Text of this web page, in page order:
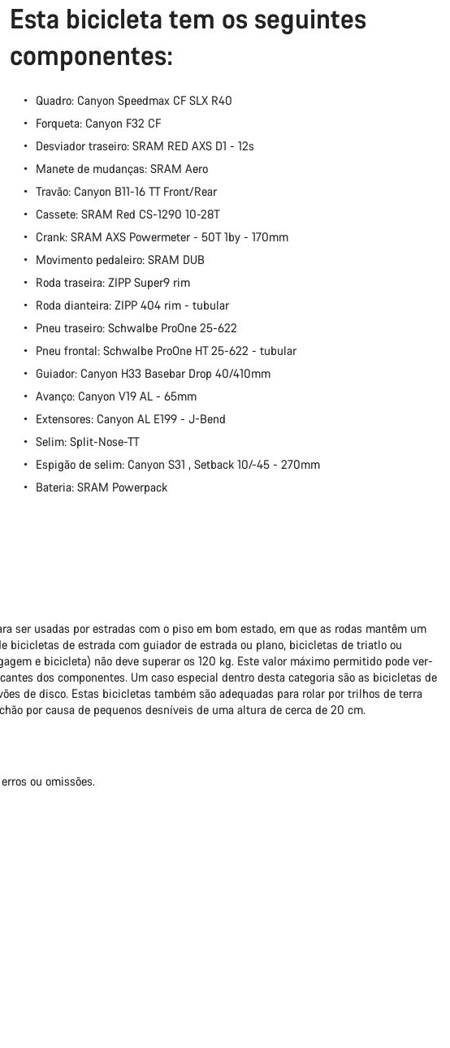
Esta bicicleta tem os seguintes
componentes:
Quadro: Canyon Speedmax CF SLX R40
Forqueta: Canyon F32 CF
Desviador traseiro: SRAM RED AXS D1 - 12s
Manete de mudanças: SRAM Aero
Travão: Canyon B11-16 TT Front/Rear
Cassete: SRAM Red CS-1290 10-28T
Crank: SRAM AXS Powermeter - 50T 1by - 170mm
Movimento pedaleiro: SRAM DUB
Roda traseira: ZIPP Super9 rim
Roda dianteira: ZIPP 404 rim - tubular
Pneu traseiro: Schwalbe ProOne 25-622
Pneu frontal: Schwalbe ProOne HT 25-622 - tubular
Guiador: Canyon H33 Basebar Drop 40/410mm
Avanço: Canyon V19 AL - 65mm
Extensores: Canyon AL E199 - J-Bend
Selim: Split-Nose-TT
Espigão de selim: Canyon S31 , Setback 10/-45 - 270mm
Bateria: SRAM Powerpack
ser usadas por estradas com o piso em bom estado, em que as rodas mantêm um
bicicletas de estrada com guiador de estrada ou plano, bicicletas de triatlo ou
e bicicleta) não deve superar os 120 kg. Este valor máximo permitido pode ver-
dos componentes. Um caso especial dentro desta categoria são as bicicletas de
de disco. Estas bicicletas também são adequadas para rolar por trilhos de terra
por causa de pequenos desníveis de uma altura de cerca de 20 cm.
ou omissões.
Os nossos